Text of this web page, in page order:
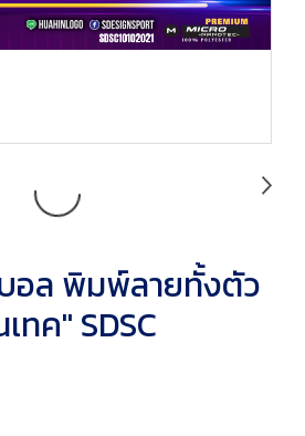
อล พิมพ์ลายทั้งตัว
ทค" SDSC